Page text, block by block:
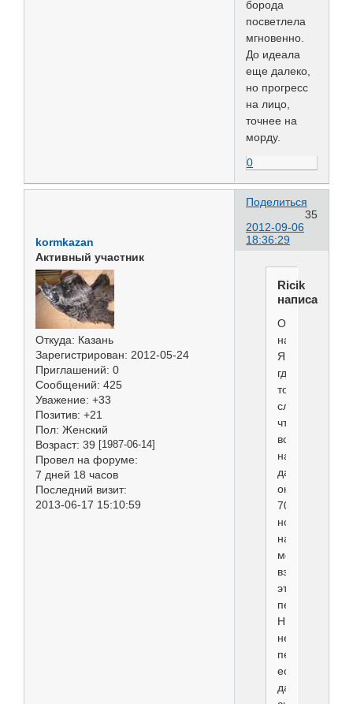
борода
посветлела
мгновенно.
До идеала
еще далеко,
но прогресс
на лицо,
точнее на
морду.
0
Поделиться
35
2012-09-06
18:36:29
kormkazan
Активный участник
Откуда: Казань
Зарегистрирован: 2012-05-24
Приглашений: 0
Сообщений: 425
Уважение: +33
Позитив: +21
Пол: Женский
Возраст: 39 [1987-06-14]
Провел на форуме:
7 дней 18 часов
Последний визит:
2013-06-17 15:10:59
Ricik
написал(а):
Олиана
написал(а):
Я
где-
то
слышала,
что
вообще
надо
давать
около
70%,
но
на
мой
взгляд
это
перебор.
Ничего
не
перебор,
есть
даже